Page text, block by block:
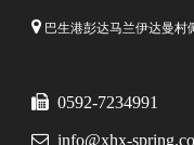
 巴生港彭达马兰伊达曼村
 0592-7234991
 info@xhx-